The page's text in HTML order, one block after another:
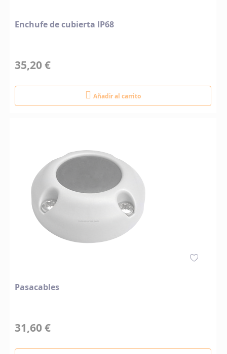
Enchufe de cubierta IP68
35,20 €
Añadir al carrito
Pasacables
31,60 €